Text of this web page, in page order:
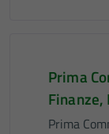
Prima
Prima